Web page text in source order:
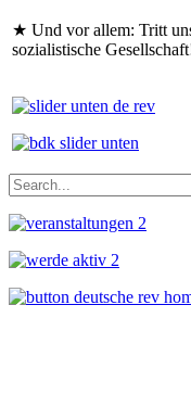
★ Und vor allem: Tritt
sozialistische